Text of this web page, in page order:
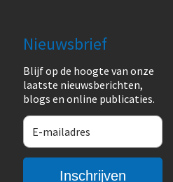
Nieuwsbrief
Blijf op de hoogte van onze
laatste nieuwsberichten,
blogs en online publicaties.